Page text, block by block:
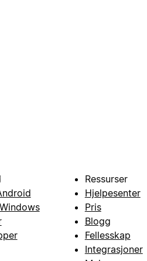
Ressurser
Hjelpesenter
Pris
Blogg
Fellesskap
Integrasjoner